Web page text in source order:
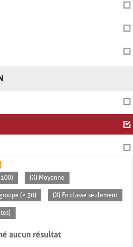
(X) Moyenne
(< 30) (X) En classe seulement
aucun résultat